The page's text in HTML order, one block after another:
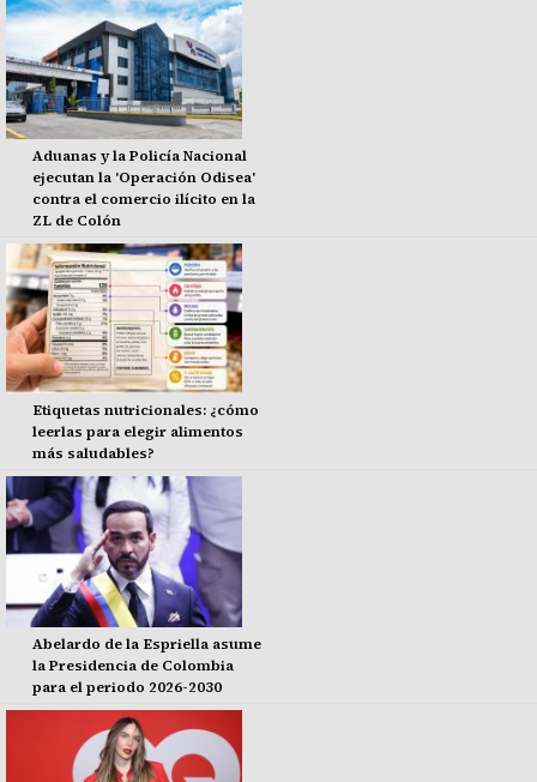
Aduanas y la Policía Nacional
ejecutan la 'Operación Odisea'
contra el comercio ilícito en la
ZL de Colón
Etiquetas nutricionales: ¿cómo
leerlas para elegir alimentos
más saludables?
Abelardo de la Espriella asume
la Presidencia de Colombia
para el periodo 2026-2030